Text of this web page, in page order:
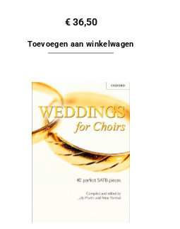
€36,50
Toevoegen aan winkelwagen